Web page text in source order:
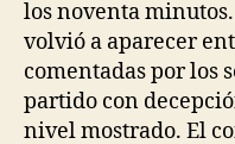
los noventa minutos.
volvió a aparecer
comentadas por los
partido con
nivel mostrado. El